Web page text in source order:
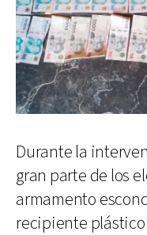
Durante la
gran parte de los
armamento
recipiente